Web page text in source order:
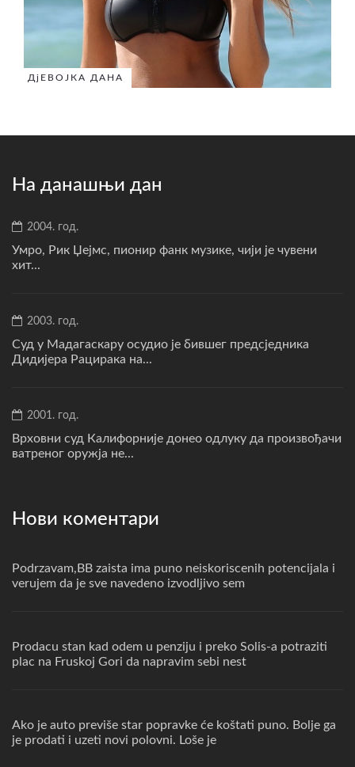
ДјЕВОЈКА ДАНА
На данашњи дан
2004. год.
Умро, Рик Џејмс, пионир фанк музике, чији је чувени
хит...
2003. год.
Суд у Мадагаскару осудио је бившег предсједника
Дидијера Рацирака на...
2001. год.
Врховни суд Калифорније донео одлуку да произвођачи
ватреног оружја не...
Нови коментари
Podrzavam,BB zaista ima puno neiskoriscenih potencijala i
verujem da je sve navedeno izvodljivo sem
Prodacu stan kad odem u penziju i preko Solis-a potraziti
plac na Fruskoj Gori da napravim sebi nest
Ako je auto previše star popravke će koštati puno. Bolje ga
je prodati i uzeti novi polovni. Loše je